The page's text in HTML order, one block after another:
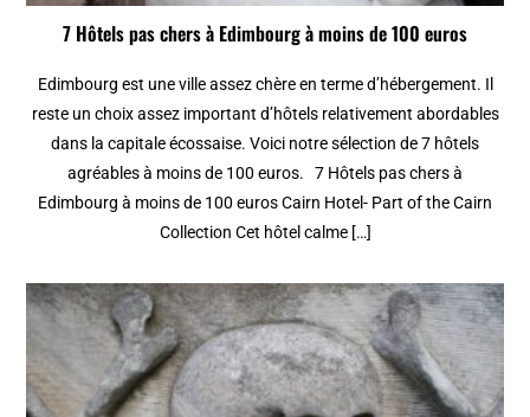
7 Hôtels pas chers à Edimbourg à moins de 100 euros
Edimbourg est une ville assez chère en terme d’hébergement. Il
reste un choix assez important d’hôtels relativement abordables
dans la capitale écossaise. Voici notre sélection de 7 hôtels
agréables à moins de 100 euros. 7 Hôtels pas chers à
Edimbourg à moins de 100 euros Cairn Hotel- Part of the Cairn
Collection Cet hôtel calme […]